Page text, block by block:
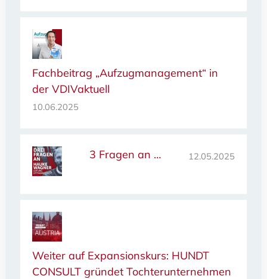
Fachbeitrag „Aufzugmanagement“ in
der VDIVaktuell
10.06.2025
3 Fragen an … 12.05.2025
Weiter auf Expansionskurs: HUNDT
CONSULT gründet Tochterunternehmen